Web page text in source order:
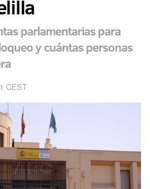
parlamentarias para
y cuántas personas
CEST